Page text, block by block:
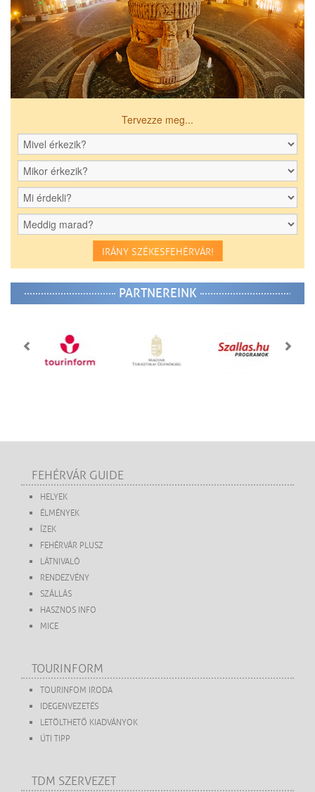
Tervezze meg...
IRÁNY SZÉKESFEHÉRVÁR!
PARTNEREINK
FEHÉRVÁR GUIDE
HELYEK
ÉLMÉNYEK
ÍZEK
FEHÉRVÁR PLUSZ
LÁTNIVALÓ
RENDEZVÉNY
SZÁLLÁS
HASZNOS INFO
MICE
TOURINFORM
TOURINFOM IRODA
IDEGENVEZETÉS
LETÖLTHETŐ KIADVÁNYOK
ÚTI TIPP
TDM SZERVEZET